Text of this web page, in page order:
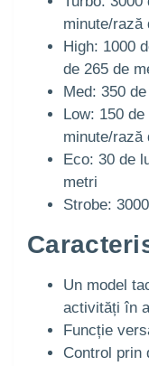
minute/rază
High: 1000
de 265 de
Med: 350
Low: 150
minute/rază
Eco: 30 de
metri
Strobe:
Un model
activități în
Funcție
Control prin